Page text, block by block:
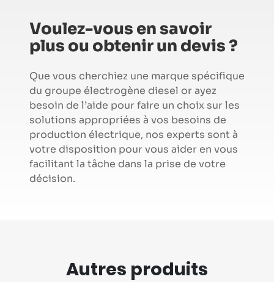
Voulez-vous en savoir
plus ou obtenir un devis ?
Que vous cherchiez une marque spécifique
du groupe électrogène diesel or ayez
besoin de l’aide pour faire un choix sur les
solutions appropriées à vos besoins de
production électrique, nos experts sont à
votre disposition pour vous aider en vous
facilitant la tâche dans la prise de votre
décision.
Autres produits